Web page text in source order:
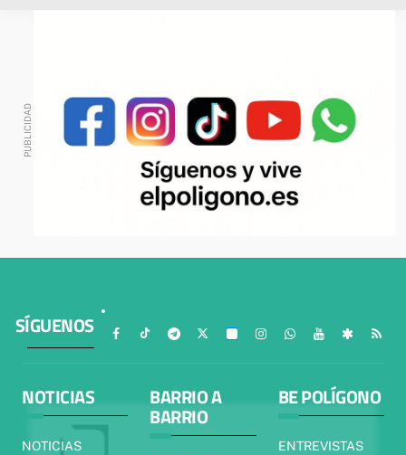
SÍGUENOS
NOTICIAS
NOTICIAS
BARRIO A
BARRIO
BE POLÍGONO
ENTREVISTAS